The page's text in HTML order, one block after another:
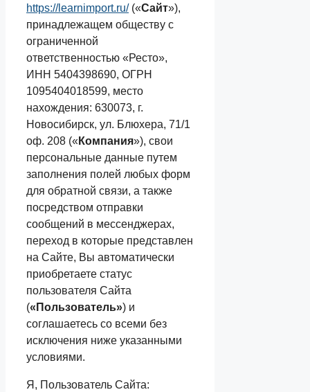
https://learnimport.ru/(«Сайт»),
принадлежащем обществу с
ограниченной
ответственностью «Ресто»,
ИНН 5404398690, ОГРН
1095404018599, место
нахождения: 630073, г.
Новосибирск, ул. Блюхера, 71/1
оф. 208 (« Компания»), свои
персональные данные путем
заполнения полей любых форм
для обратной связи, а также
посредством отправки
сообщений в мессенджерах,
переход в которые представлен
на Сайте, Вы автоматически
приобретаете статус
пользователя Сайта
(«Пользователь») и
соглашаетесь со всеми без
исключения ниже указанными
условиями.
Я, Пользователь Сайта: